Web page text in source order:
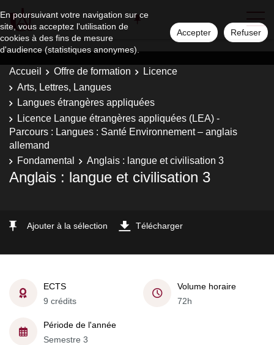
En poursuivant votre navigation sur ce
site, vous acceptez l'utilisation de
cookies à des fins de mesure
d'audience (statistiques anonymes).
Accepter Refuser
Accueil Offre de formation
Licence
Arts, Lettres, Langues
Langues étrangères appliquées
Licence Langue étrangères appliquées (LEA) -
Parcours : Langues : Santé Environnement – anglais
allemand
Fondamental
Anglais : langue et civilisation 3
Anglais : langue et civilisation 3
Ajouter à la sélection Télécharger
ECTS
9 crédits
Volume horaire
72h
Période de l'année
Semestre 3